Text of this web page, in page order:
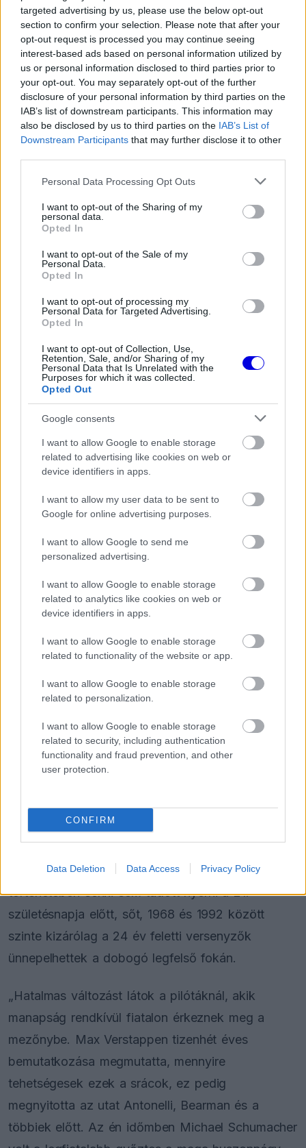
targeted advertising by us, please use the below opt-out
section to confirm your selection. Please note that after your
opt-out request is processed you may continue seeing
interest-based ads based on personal information utilized by
us or personal information disclosed to third parties prior to
your opt-out. You may separately opt-out of the further
disclosure of your personal information by third parties on the
IAB’s list of downstream participants. This information may
also be disclosed by us to third parties on the IAB’s List of
Downstream Participants that may further disclose it to other
Please note that this website/app uses one or more Google
not limited to your visit or usage behaviour. You may click to
grant or deny consent to Google and its third-party tags to
use your data for below specified purposes in below Google
consent section.
Personal Data Processing Opt Outs
I want to opt-out of the Sharing of my
personal data.
Opted In
I want to opt-out of the Sale of my
Personal Data.
Opted In
I want to opt-out of processing my
Personal Data for Targeted Advertising.
Opted In
I want to opt-out of Collection, Use,
Retention, Sale, and/or Sharing of my
Personal Data that Is Unrelated with the
Purposes for which it was collected.
Opted Out
Google consents
I want to allow Google to enable storage
related to advertising like cookies on web or
device identifiers in apps.
I want to allow my user data to be sent to
Google for online advertising purposes.
I want to allow Google to send me
personalized advertising.
I want to allow Google to enable storage
related to analytics like cookies on web or
device identifiers in apps.
I want to allow Google to enable storage
related to functionality of the website or app.
I want to allow Google to enable storage
related to personalization.
I want to allow Google to enable storage
related to security, including authentication
functionality and fraud prevention, and other
user protection.
CONFIRM
Data Deletion Data Access Privacy Policy
hogy Hamilton 22 évesen mutatkozott be a
McLarennél, és Fernando Alonso is ugyanennyi
idős volt, amikor a Renault-hoz került.
EZEKET IS AJÁNLJUK
Häkkinen óva inti a McLarent Max
Súlyos veszteségekről vallott Toto
Wolff, bajban a Mercedes
szombati futam is vár a mezőnyre
A múlt ereje
AzF1 Oversteerkiemelte, a szemléletváltást
Verstappen 2016-os barcelonai sikere hozta el,
futamán győzni tudott. Ezt megelőzően a sportág
történetében senki sem tudott nyerni a 21.
születésnapja előtt, sőt, 1968 és 1992 között
szinte kizárólag a 24 év feletti versenyzők
ünnepelhettek a dobogó legfelső fokán.
„Hatalmas változást látok a pilótáknál, akik
manapság rendkívül fiatalon érkeznek meg a
mezőnybe. Max Verstappen tizenhét éves
bemutatkozása megmutatta, mennyire
tehetségesek ezek a srácok, ez pedig
megnyitotta az utat Antonelli, Bearman és a
többiek előtt. Az én időmben Michael Schumacher